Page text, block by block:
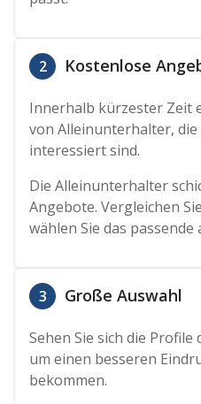
2 Kostenlose
Innerhalb kürzester Zeit
von Alleinunterhalter,
interessiert sind.
Die Alleinunterhalter
Angebote. Vergleichen
wählen Sie das passende
3 Große Auswahl
Sehen Sie sich die
um einen besseren
bekommen.